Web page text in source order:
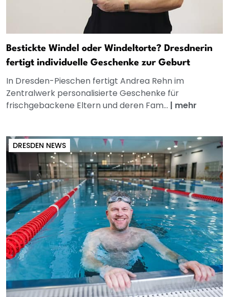
Bestickte Windel oder Windeltorte? Dresdnerin
fertigt individuelle Geschenke zur Geburt
In Dresden-Pieschen fertigt Andrea Rehn im
Zentralwerk personalisierte Geschenke für
frischgebackene Eltern und deren Fam... | mehr
DRESDEN NEWS